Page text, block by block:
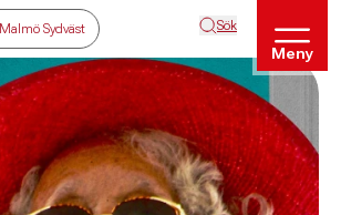
Malmö Sydväst Sök
Meny